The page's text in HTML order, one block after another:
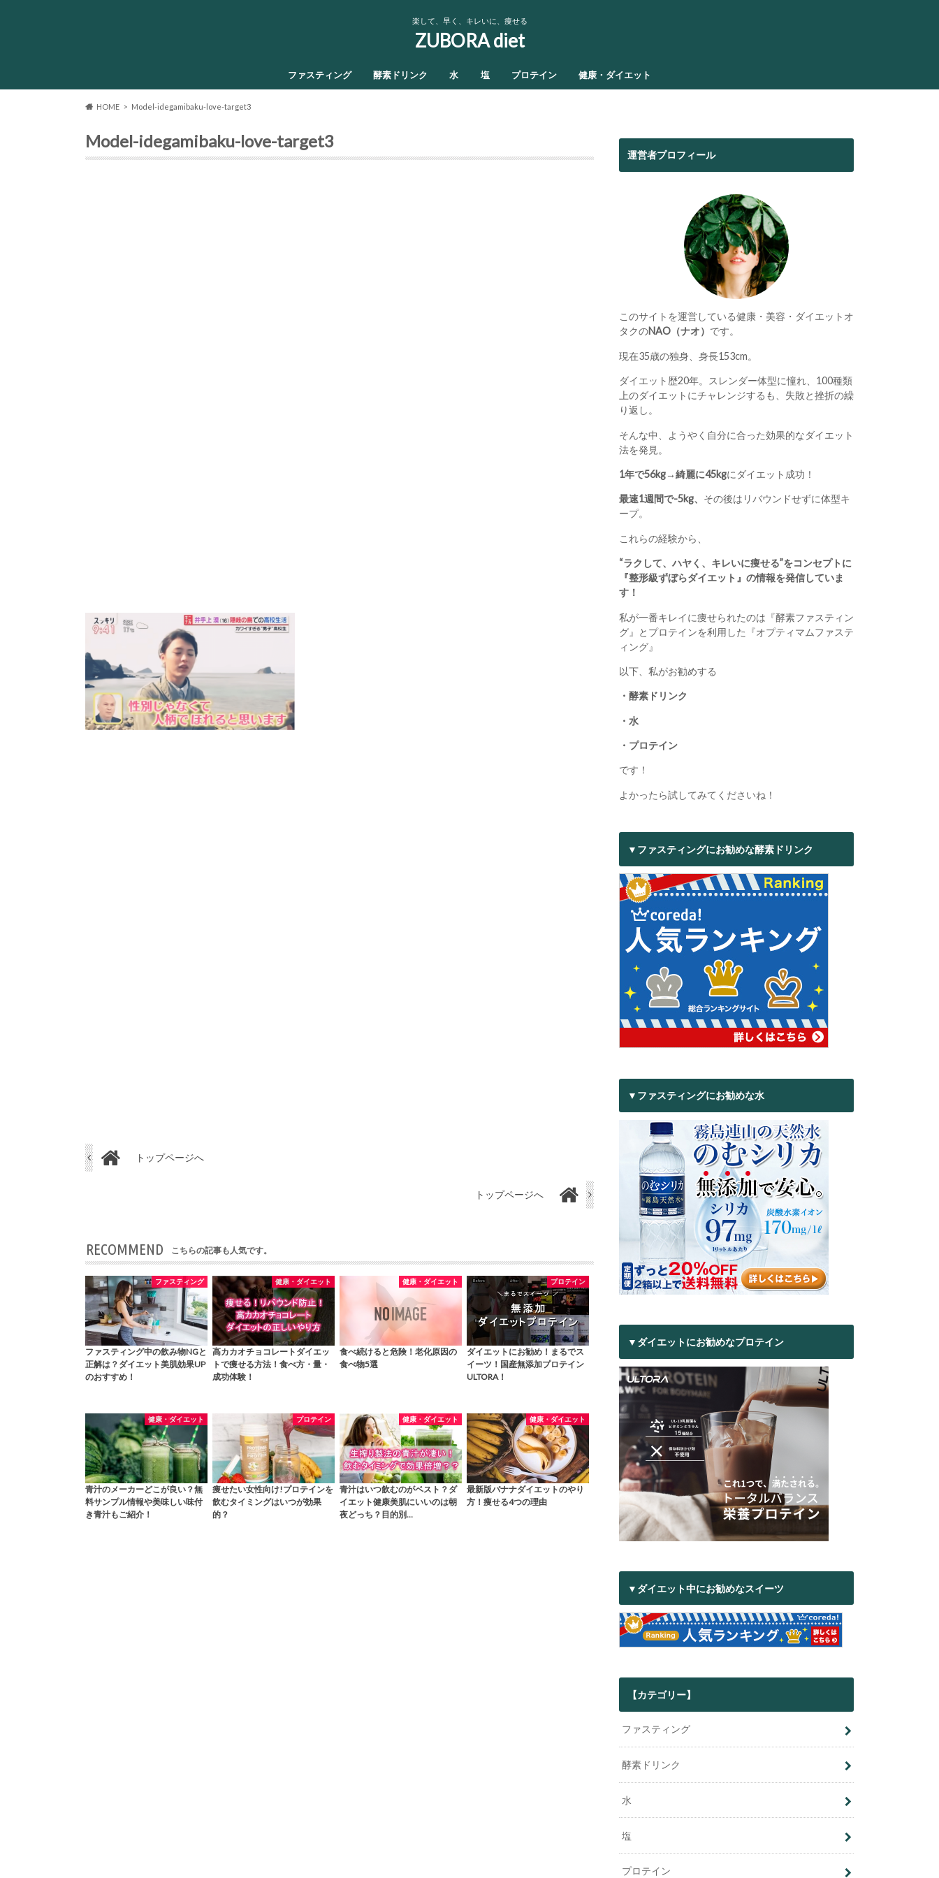
楽して、早く、キレいに、痩せる
ZUBORA diet
ファスティング 酵素ドリンク 水 塩 プロテイン 健康・ダイエット
HOME Model-idegamibaku-love-target3
Model-idegamibaku-love-target3
トップページへ
トップページへ
RECOMMEND こちらの記事も人気です。
ファスティング
ファスティング中の飲み物NGと
正解は？ダイエット美肌効果UP
のおすすめ！
健康・ダイエット
高カカオチョコレートダイエッ
トで痩せる方法！食べ方・量・
成功体験！
健康・ダイエット
食べ続けると危険！老化原因の
食べ物5選
プロテイン
ダイエットにお勧め！まるでス
イーツ！国産無添加プロテイン
ULTORA！
健康・ダイエット
青汁のメーカーどこが良い？無
料サンプル情報や美味しい味付
き青汁もご紹介！
プロテイン
痩せたい女性向け!プロテインを
飲むタイミングはいつが効果
的？
健康・ダイエット
青汁はいつ飲むのがベスト？ダ
イエット健康美肌にいいのは朝
夜どっち？目的別…
健康・ダイエット
最新版バナナダイエットのやり
方！痩せる4つの理由
運営者プロフィール
このサイトを運営している健康・美容・ダイエットオ
タクのNAO（ナオ） です。
現在35歳の独身、身長153cm。
ダイエット歴20年。スレンダー体型に憧れ、100種類
上のダイエットにチャレンジするも、失敗と挫折の繰
り返し。
そんな中、ようやく自分に合った効果的なダイエット
法を発見。
1年で56kg→綺麗に45kgにダイエット成功！
最速1週間で-5kg、 その後はリバウンドせずに体型キ
ープ。
これらの経験から、
“ラクして、ハヤく、キレいに痩せる”をコンセプトに
『整形級ずぼらダイエット』の情報を発信していま
す！
私が一番キレイに痩せられたのは『酵素ファスティン
グ』とプロテインを利用した『オプティマムファステ
ィング』
以下、私がお勧めする
・酵素ドリンク
・水
・プロテイン
です！
よかったら試してみてくださいね！
▼ファスティングにお勧めな酵素ドリンク
▼ファスティングにお勧めな水
▼ダイエットにお勧めなプロテイン
▼ダイエット中にお勧めなスイーツ
【カテゴリー】
ファスティング
酵素ドリンク
水
塩
プロテイン